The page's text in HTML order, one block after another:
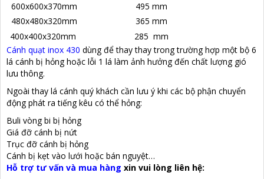
600x600x370mm
495 mm
480x480x320mm
365 mm
400x400x320mm
285 mm
Cánh quạt inox 430 dùng để thay thay trong trường hợp một bộ 6
lá cánh bị hỏng hoặc lỗi 1 lá làm ảnh hưởng đến chất lượng gió
lưu thông.
Ngoài thay lá cánh quý khách cần lưu ý khi các bộ phận chuyển
động phát ra tiếng kêu có thể hỏng:
Buli vòng bi bị hỏng
Giá đỡ cánh bị nứt
Trục đỡ cánh bị hỏng
Cánh bị kẹt vào lưới hoặc bán nguyệt…
Hỗ trợ tư vấn và mua hàng xin vui lòng liên hệ: